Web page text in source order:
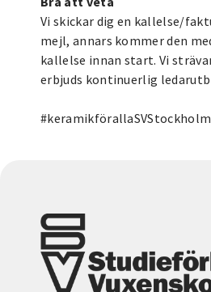
Vi skickar dig en kallelse/
mejl, annars kommer den
kallelse innan start. Vi
erbjuds kontinuerlig
#keramikförallaSVStockholm